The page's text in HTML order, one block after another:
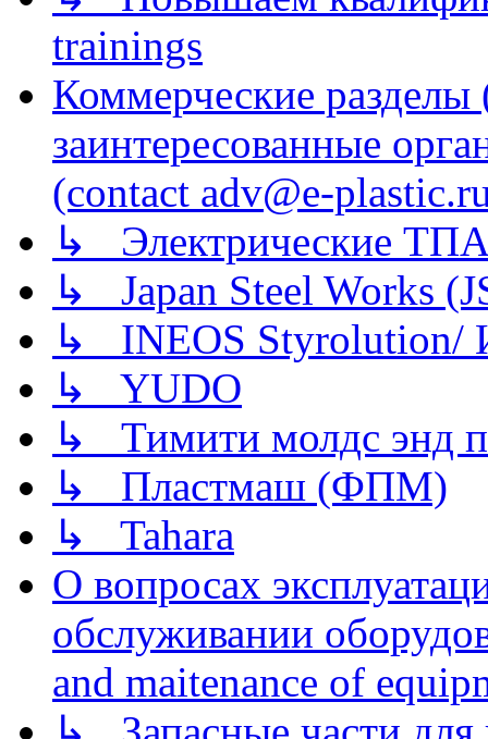
trainings
Коммерческие
заинтересованные
(contact adv@e-
↳ Электрические
↳ Japan Steel Works
↳ INEOS
↳ YUDO
↳ Тимити молдс энд
↳ Пластмаш (ФПМ)
↳ Tahara
О вопросах
обслуживании
and maitenance of